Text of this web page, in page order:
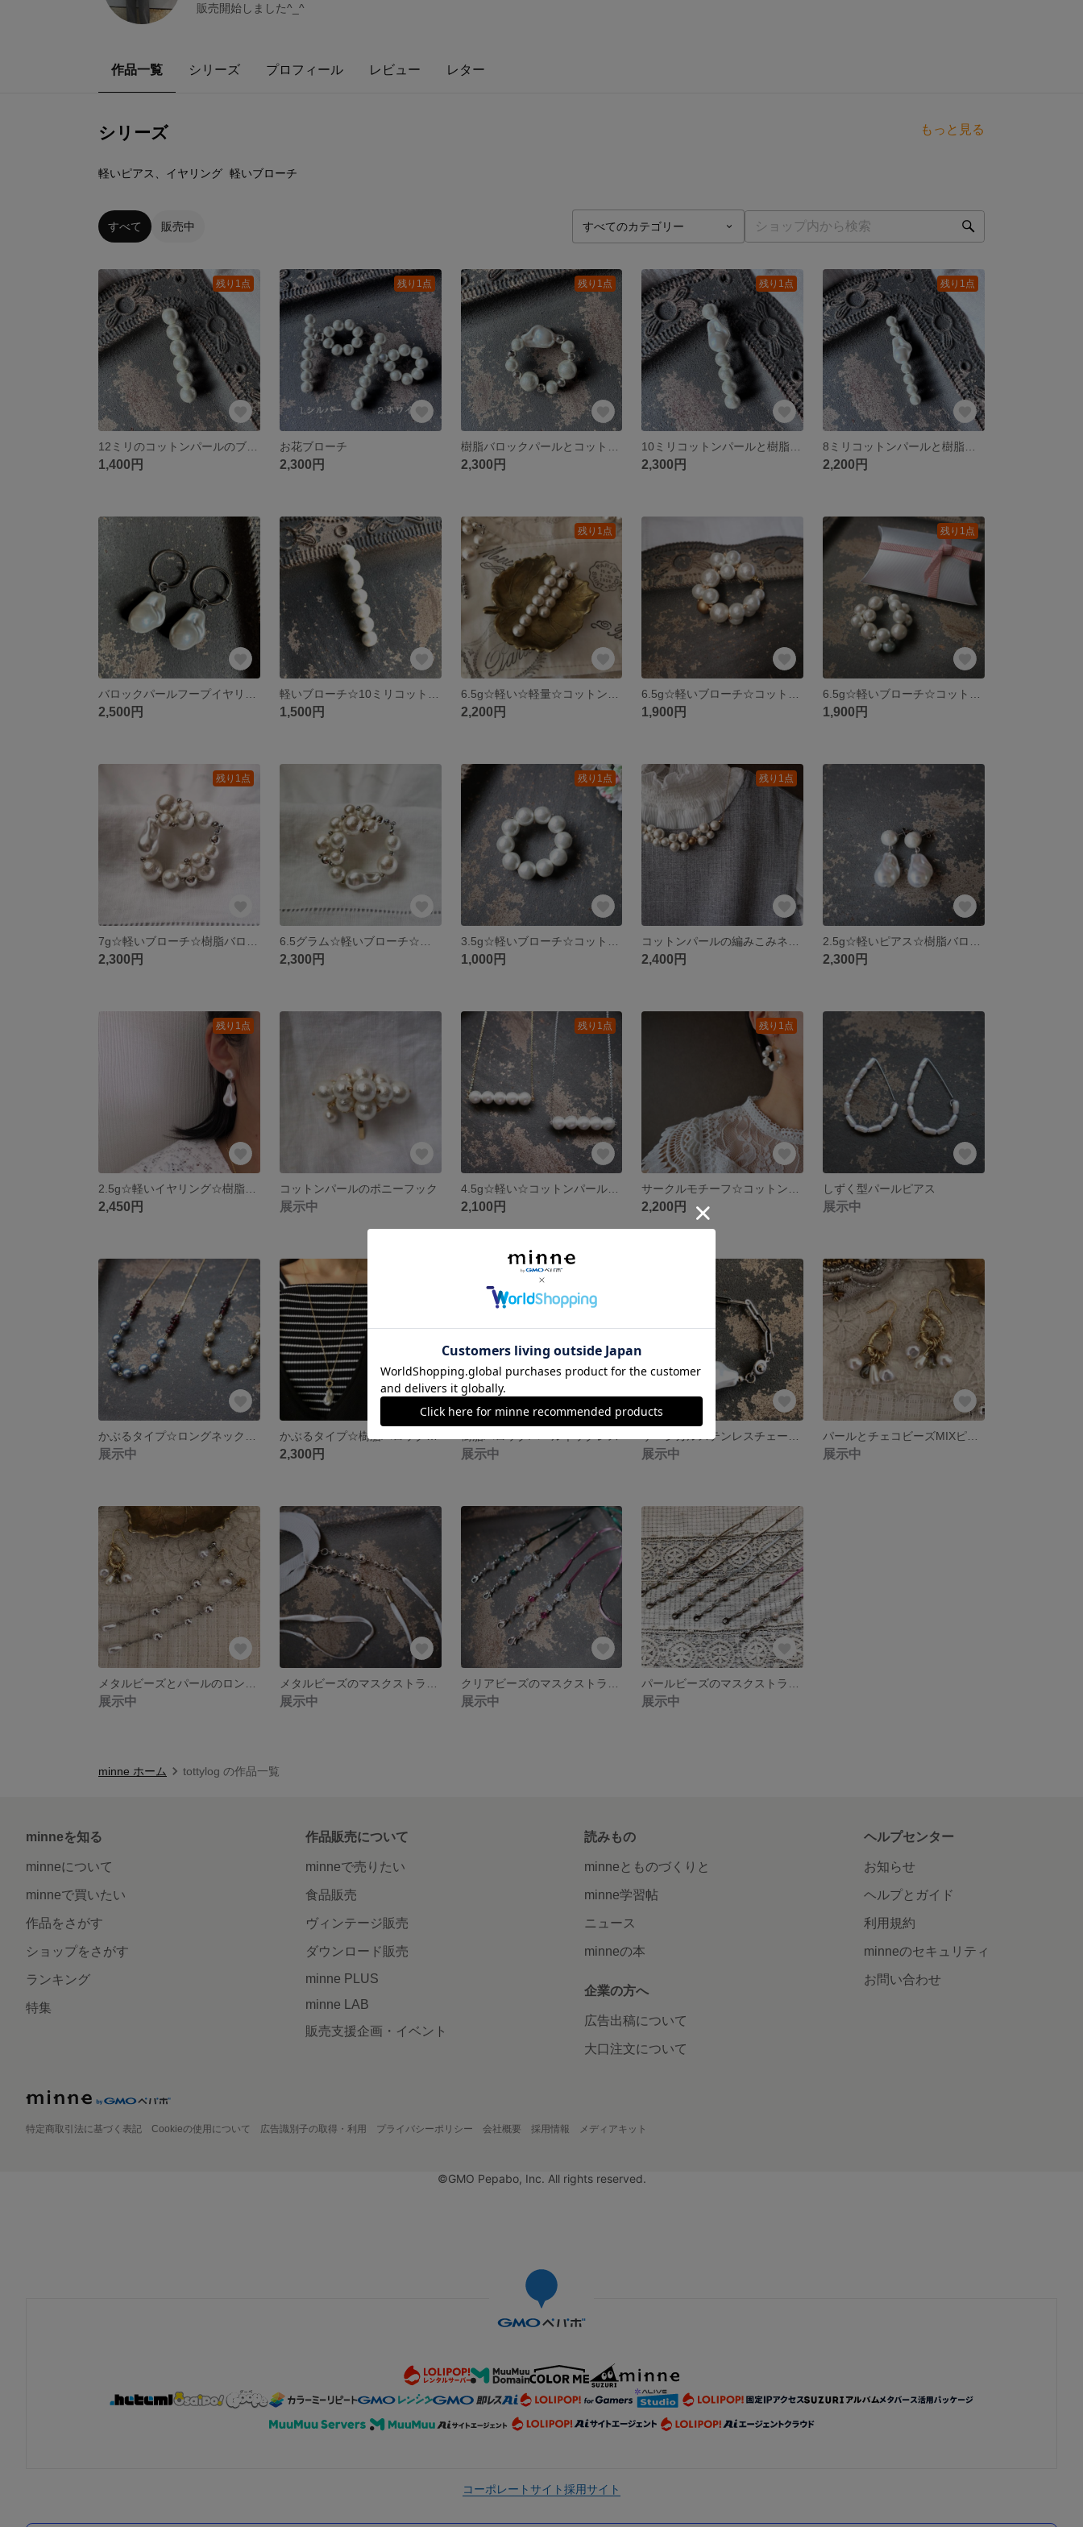
販売開始しました^_^
作品一覧 シリーズ プロフィール レビュー レター
シリーズ もっと見る
軽いピアス、イヤリング 軽いブローチ
すべて 販売中
残り1点
1,400円
残り1点
お花ブローチ
2,300円
残り1点
2,300円
残り1点
2,300円
残り1点
2,200円
2,500円 1,500円
残り1点
2,200円 1,900円
残り1点
1,900円
残り1点
2,300円 2,300円
残り1点
1,000円
残り1点
2,400円 2,300円
残り1点
2,450円
コットンパールのポニーフック
展示中
残り1点
4.5g☆軽い☆コットンパール☆棒ネックレス☆ラインネックレス
2,100円
残り1点
2,200円
しずく型パールピアス
展示中
展示中 2,300円 展示中 展示中 展示中
展示中 展示中 展示中 展示中
minne ホーム tottylog の作品一覧
minneを知る
minneについて
minneで買いたい
作品をさがす
ショップをさがす
ランキング
特集
作品販売について
minneで売りたい
食品販売
ヴィンテージ販売
ダウンロード販売
minne PLUS
minne LAB
販売支援企画・イベント
読みもの
minneとものづくりと
minne学習帖
ニュース
minneの本
企業の方へ
広告出稿について
大口注文について
ヘルプセンター
お知らせ
ヘルプとガイド
利用規約
minneのセキュリティ
お問い合わせ
特定商取引法に基づく表記 Cookieの使用について 広告識別子の取得・利用 プライバシーポリシー 会社概要 採用情報 メディアキット
©GMO Pepabo, Inc. All rights reserved.
コーポレートサイト採用サイト